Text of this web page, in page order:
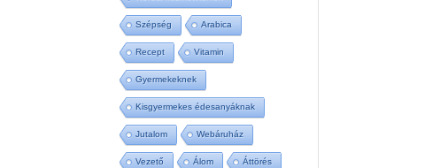
Szépség Arabica
Recept Vitamin
Gyermekeknek
Kisgyermekes édesanyáknak
Jutalom Webáruház
Vezető Álom Áttörés